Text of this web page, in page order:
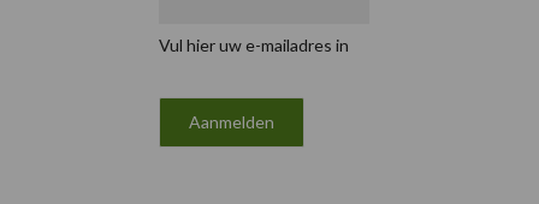
Vul hier uw e-mailadres in